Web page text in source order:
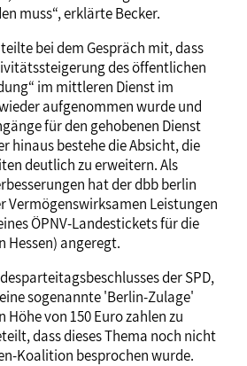
muss“, erklärte Becker.
bei dem Gespräch mit, dass
des öffentlichen
im mittleren Dienst im
aufgenommen wurde und
für den gehobenen Dienst
hinaus bestehe die Absicht, die
deutlich zu erweitern. Als
hat der dbb berlin
Vermögenswirksamen Leistungen
ÖPNV-Landestickets für die
Hessen) angeregt.
der SPD,
sogenannte 'Berlin-Zulage'
von 150 Euro zahlen zu
dass dieses Thema noch nicht
Koalition besprochen wurde.